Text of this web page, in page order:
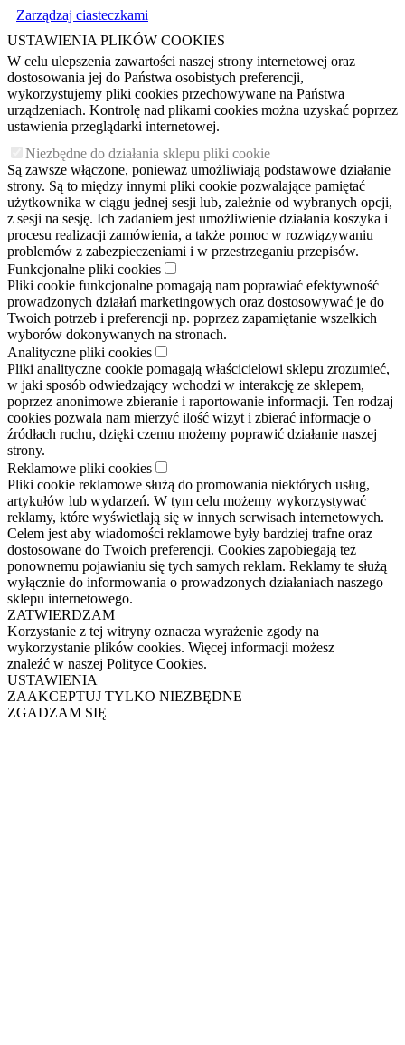
Zarządzaj ciasteczkami
USTAWIENIA PLIKÓW COOKIES
W celu ulepszenia zawartości naszej strony internetowej oraz
dostosowania jej do Państwa osobistych preferencji,
wykorzystujemy pliki cookies przechowywane na Państwa
urządzeniach. Kontrolę nad plikami cookies można uzyskać poprzez
ustawienia przeglądarki internetowej.
Niezbędne do działania sklepu pliki cookie
Są zawsze włączone, ponieważ umożliwiają podstawowe działanie
strony. Są to między innymi pliki cookie pozwalające pamiętać
użytkownika w ciągu jednej sesji lub, zależnie od wybranych opcji,
z sesji na sesję. Ich zadaniem jest umożliwienie działania koszyka i
procesu realizacji zamówienia, a także pomoc w rozwiązywaniu
problemów z zabezpieczeniami i w przestrzeganiu przepisów.
Funkcjonalne pliki cookies
Pliki cookie funkcjonalne pomagają nam poprawiać efektywność
prowadzonych działań marketingowych oraz dostosowywać je do
Twoich potrzeb i preferencji np. poprzez zapamiętanie wszelkich
wyborów dokonywanych na stronach.
Analityczne pliki cookies
Pliki analityczne cookie pomagają właścicielowi sklepu zrozumieć,
w jaki sposób odwiedzający wchodzi w interakcję ze sklepem,
poprzez anonimowe zbieranie i raportowanie informacji. Ten rodzaj
cookies pozwala nam mierzyć ilość wizyt i zbierać informacje o
źródłach ruchu, dzięki czemu możemy poprawić działanie naszej
strony.
Reklamowe pliki cookies
Pliki cookie reklamowe służą do promowania niektórych usług,
artykułów lub wydarzeń. W tym celu możemy wykorzystywać
reklamy, które wyświetlają się w innych serwisach internetowych.
Celem jest aby wiadomości reklamowe były bardziej trafne oraz
dostosowane do Twoich preferencji. Cookies zapobiegają też
ponownemu pojawianiu się tych samych reklam. Reklamy te służą
wyłącznie do informowania o prowadzonych działaniach naszego
sklepu internetowego.
ZATWIERDZAM
Korzystanie z tej witryny oznacza wyrażenie zgody na
wykorzystanie plików cookies. Więcej informacji możesz
znaleźć w naszej Polityce Cookies.
USTAWIENIA
ZAAKCEPTUJ TYLKO NIEZBĘDNE
ZGADZAM SIĘ